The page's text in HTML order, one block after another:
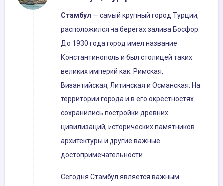
Стамбул — самый крупный город Турции,
расположился на берегах залива Босфор.
До 1930 года город имел название
Константинополь и был столицей таких
великих империй как: Римская,
Византийская, Литинская и Османская. На
территории города и в его окрестностях
сохранились постройки древних
цивилизаций, исторических памятников
архитектуры и другие важные
достопримечательности.
Сегодня Стамбул является важным